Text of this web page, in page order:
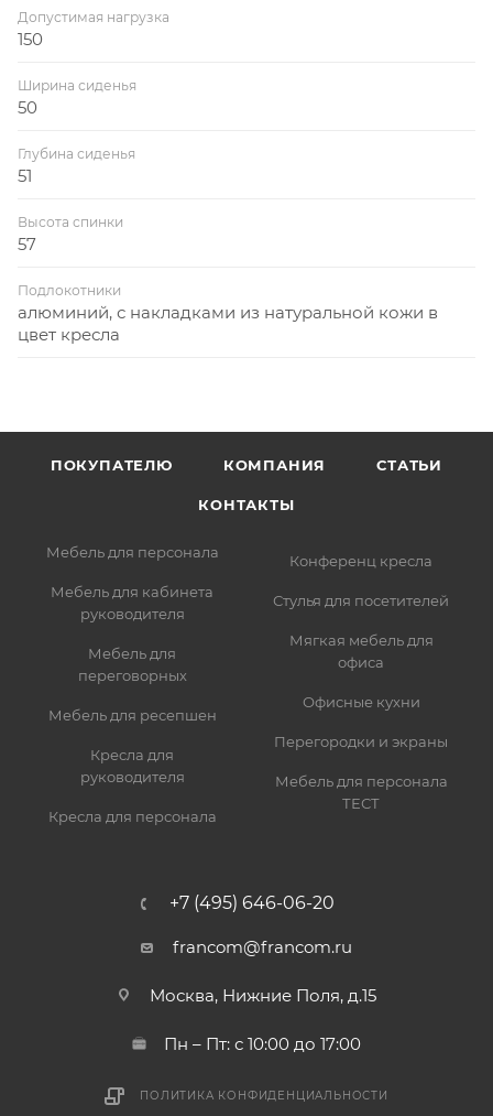
Допустимая нагрузка
150
Ширина сиденья
50
Глубина сиденья
51
Высота спинки
57
Подлокотники
алюминий, с накладками из натуральной кожи в
цвет кресла
ПОКУПАТЕЛЮ КОМПАНИЯ СТАТЬИ
КОНТАКТЫ
Мебель для персонала
Мебель для кабинета
руководителя
Мебель для
переговорных
Мебель для ресепшен
Кресла для
руководителя
Кресла для персонала
Конференц кресла
Стулья для посетителей
Мягкая мебель для
офиса
Офисные кухни
Перегородки и экраны
Мебель для персонала
ТЕСТ
+7 (495) 646-06-20
francom@francom.ru
Москва, Нижние Поля, д.15
Пн – Пт: с 10:00 до 17:00
ПОЛИТИКА КОНФИДЕНЦИАЛЬНОСТИ